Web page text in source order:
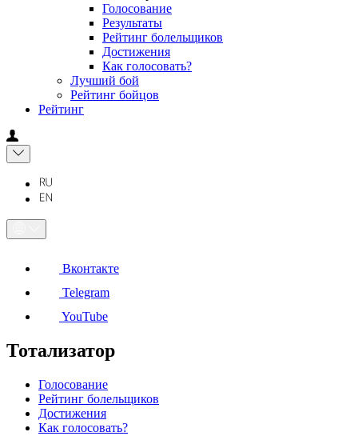
Голосование
Результаты
Рейтинг болельщиков
Достижения
Как голосовать?
Лучший бой
Рейтинг бойцов
Рейтинг
Вконтакте
Telegram
YouTube
Тотализатор
Голосование
Рейтинг болельщиков
Достижения
Как голосовать?